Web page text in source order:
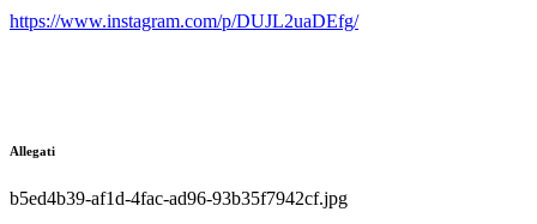
https://www.instagram.com/p/DUJL2uaDEfg/
Allegati
b5ed4b39-af1d-4fac-ad96-93b35f7942cf.jpg